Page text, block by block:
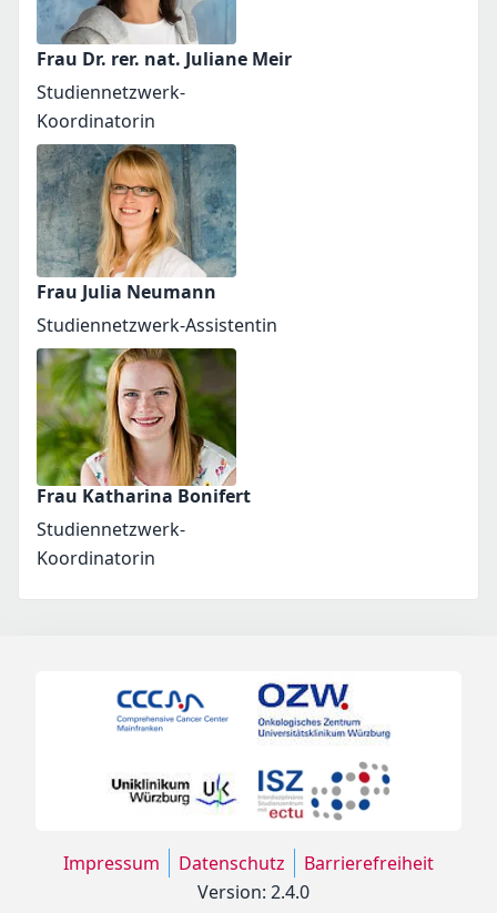
Frau Dr. rer. nat. Juliane Meir
Studiennetzwerk-
Koordinatorin
Frau Julia Neumann
Studiennetzwerk-Assistentin
Frau Katharina Bonifert
Studiennetzwerk-
Koordinatorin
Impressum Datenschutz
Barrierefreiheit
Version: 2.4.0